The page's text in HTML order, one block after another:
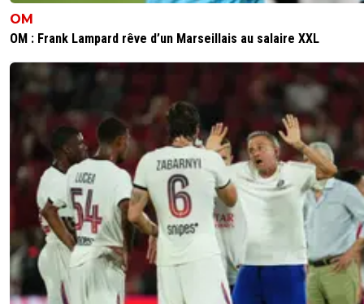
OM
OM : Frank Lampard rêve d’un Marseillais au salaire XXL